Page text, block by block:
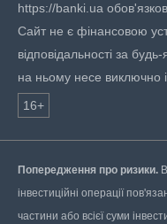
https://banki.ua
Сайт не є фінансовою
відповідальності за
на ньому несе виключно
16+
Попередження про ризики.
інвестиційні операції
частини або всієї суми